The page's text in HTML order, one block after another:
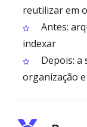
reutilizar em
Antes:
indexar
Depois: a
organização